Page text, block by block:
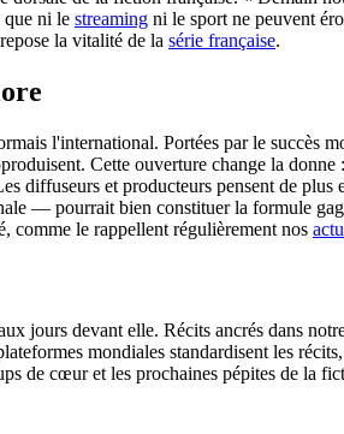
que ni le streaming ni le sport ne peuvent
la vitalité de la série française.
l'international. Portées par le succès
Cette ouverture change la
diffuseurs et producteurs pensent de
— pourrait bien constituer la formule
comme le rappellent régulièrement nos
jours devant elle. Récits ancrés dans
mondiales standardisent les
de cœur et les prochaines pépites de la